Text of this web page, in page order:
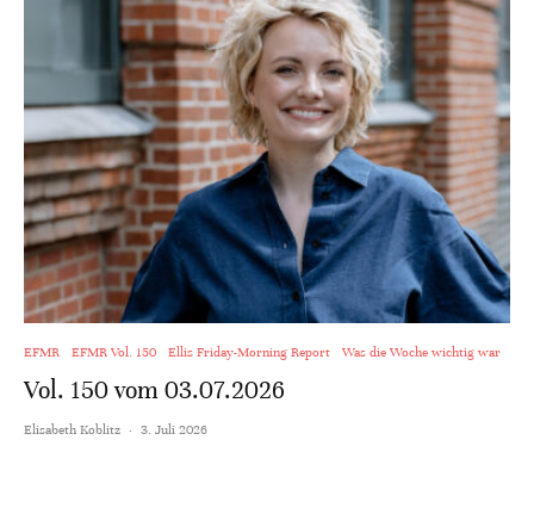
EFMR EFMR Vol. 150 Ellis Friday-Morning Report Was die Woche wichtig war
Vol. 150 vom 03.07.2026
Elisabeth Koblitz · 3. Juli 2026